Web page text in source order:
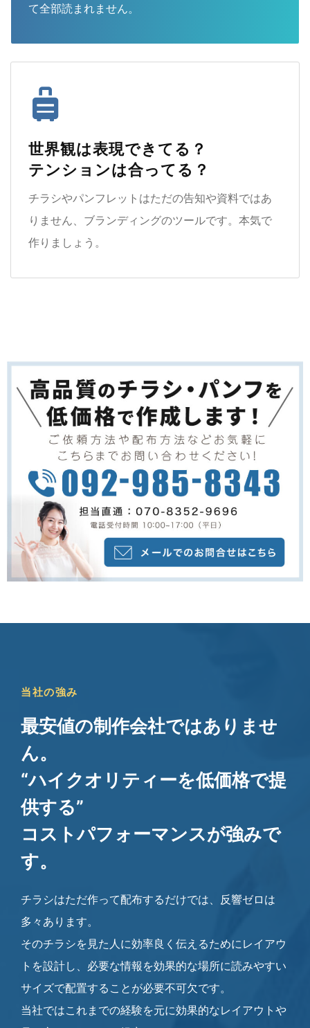
て全部読まれません。
世界観は表現できてる？
テンションは合ってる？
チラシやパンフレットはただの告知や資料ではあ
りません、ブランディングのツールです。本気で
作りましょう。
当社の強み
最安値の制作会社ではありませ
ん。
“ハイクオリティーを低価格で提
供する”
コストパフォーマンスが強みで
す。
チラシはただ作って配布するだけでは、反響ゼロは
多々あります。
そのチラシを見た人に効率良く伝えるためにレイアウ
トを設計し、必要な情報を効果的な場所に読みやすい
サイズで配置することが必要不可欠です。
当社ではこれまでの経験を元に効果的なレイアウトや